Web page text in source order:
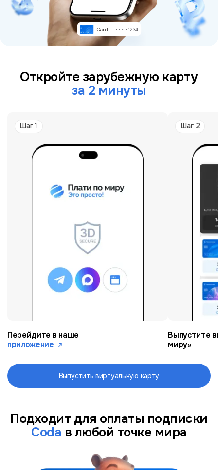
Card
Откройте зарубежную карту
за 2 минуты
Перейдите в наше
приложение
Выпустите
миру»
Выпустить виртуальную карту
Подходит для оплаты подписки
Coda в любой точке мира